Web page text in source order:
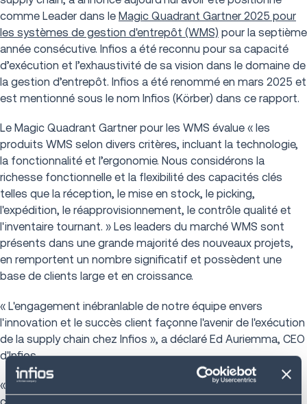
comme Leader dans le Magic Quadrant Gartner 2025 pour
les systèmes de gestion d'entrepôt (WMS) pour la septième
année consécutive. Infios a été reconnu pour sa capacité
d’exécution et l’exhaustivité de sa vision dans le domaine de
la gestion d’entrepôt. Infios a été renommé en mars 2025 et
est mentionné sous le nom Infios (Körber) dans ce rapport.
Le Magic Quadrant Gartner pour les WMS évalue « les
produits WMS selon divers critères, incluant la technologie,
la fonctionnalité et l’ergonomie. Nous considérons la
richesse fonctionnelle et la flexibilité des capacités clés
telles que la réception, le mise en stock, le picking,
l'expédition, le réapprovisionnement, le contrôle qualité et
l'inventaire tournant. » Les leaders du marché WMS sont
présents dans une grande majorité des nouveaux projets,
en remportent un nombre significatif et possèdent une
base de clients large et en croissance.
« L'engagement inébranlable de notre équipe envers
l'innovation et le succès client façonne l'avenir de l'exécution
de la supply chain chez Infios », a déclaré Ed Auriemma, CEO
d'Infios.
« Nous repoussons les limites du possible, aidant nos